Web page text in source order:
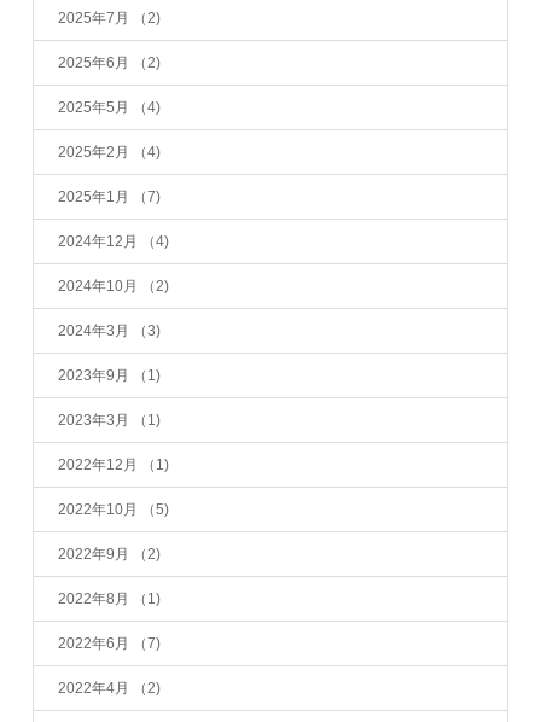
2025年7月 （2)
2025年6月 （2)
2025年5月 （4)
2025年2月 （4)
2025年1月 （7)
2024年12月 （4)
2024年10月 （2)
2024年3月 （3)
2023年9月 （1)
2023年3月 （1)
2022年12月 （1)
2022年10月 （5)
2022年9月 （2)
2022年8月 （1)
2022年6月 （7)
2022年4月 （2)